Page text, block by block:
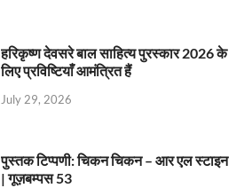
हरिकृष्ण देवसरे बाल साहित्य पुरस्कार 2026 के
लिए प्रविष्टियाँ आमंत्रित हैं
July 29, 2026
पुस्तक टिप्पणी: चिकन चिकन – आर एल स्टाइन
| गूज़बम्पस 53